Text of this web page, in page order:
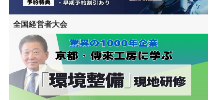
はじめての方へ
ご相談・お見積
全国経営者大会